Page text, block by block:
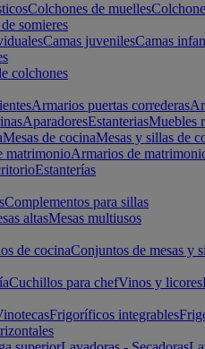
Colchones de muelles
somieres
Camas juvenilesCamas
colchones
Armarios puertas correderas
AparadoresEstanteriasMuebles
Mesas de cocinaMesas y sillas de
matrimonioArmarios de
Estanterías
Complementos para sillas
altasMesas multiusos
de cocinaConjuntos de mesas y
Cuchillos para chefVinos y licores
Frigoríficos integrables